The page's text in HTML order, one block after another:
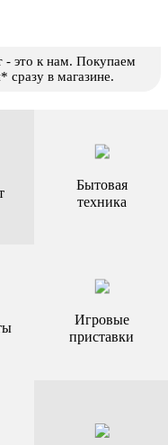
- это к нам. Покупаем
сразу в магазине.
Бытовая
техника
Игровые
приставки